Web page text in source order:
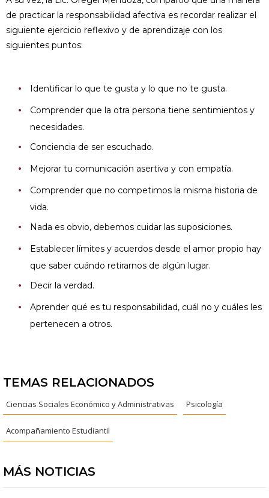
de practicar la responsabilidad afectiva es recordar realizar el
siguiente ejercicio reflexivo y de aprendizaje con los
siguientes puntos:
Identificar lo que te gusta y lo que no te gusta.
Comprender que la otra persona tiene sentimientos y
necesidades.
Conciencia de ser escuchado.
Mejorar tu comunicación asertiva y con empatía.
Comprender que no competimos la misma historia de
vida.
Nada es obvio, debemos cuidar las suposiciones.
Establecer límites y acuerdos desde el amor propio hay
que saber cuándo retirarnos de algún lugar.
Decir la verdad.
Aprender qué es tu responsabilidad, cuál no y cuáles les
pertenecen a otros.
TEMAS RELACIONADOS
Ciencias Sociales Económico y Administrativas Psicología
Acompañamiento Estudiantil
MÁS NOTICIAS